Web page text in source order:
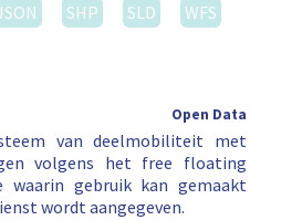
SHP SLD
WFS
Open Data
van deelmobiliteit met
volgens het free floating
waarin gebruik kan gemaakt
wordt aangegeven.